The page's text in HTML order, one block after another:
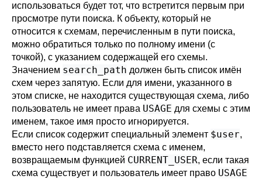
использоваться будет тот, что встретится первым при
просмотре пути поиска. К объекту, который не
относится к схемам, перечисленным в пути поиска,
можно обратиться только по полному имени (с
точкой), с указанием содержащей его схемы.
Значением search_path должен быть список имён
схем через запятую. Если для имени, указанного в
этом списке, не находится существующая схема, либо
пользователь не имеет права USAGE для схемы с этим
именем, такое имя просто игнорируется.
Если список содержит специальный элемент $user,
вместо него подставляется схема с именем,
возвращаемым функцией CURRENT_USER, если такая
схема существует и пользователь имеет право USAGE